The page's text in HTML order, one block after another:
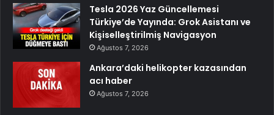
Tesla 2026 Yaz Güncellemesi
Türkiye’de Yayında: Grok Asistanı ve
Kişiselleştirilmiş Navigasyon
Ağustos 7, 2026
Ankara’daki helikopter kazasından
acı haber
Ağustos 7, 2026